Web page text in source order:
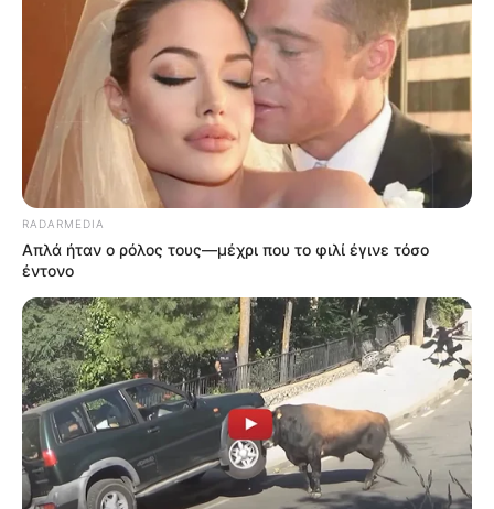
RADARMEDIA
Απλά ήταν ο ρόλος τους—μέχρι που το φιλί έγινε τόσο
έντονο